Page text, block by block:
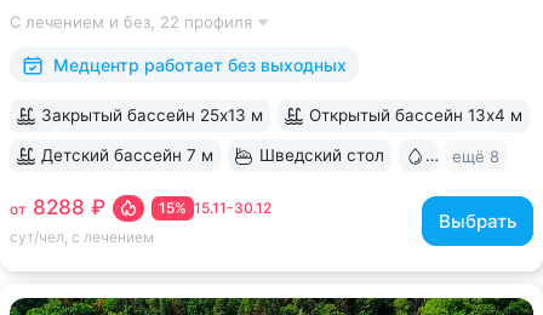
за 15 минут • Бесплатный трансфер до Курортного парка
и основных достопримечательностей...
С лечением и без, 22 профиля
Медцентр работает без выходных
15.11-30.12
15%
от 8288 ₽
сут/чел, с лечением
Выбрать
Закрытый бассейн 25х13 м Открытый бассейн 13x4 м
Детский бассейн 7 м Шведский стол Бювет
ещё 8